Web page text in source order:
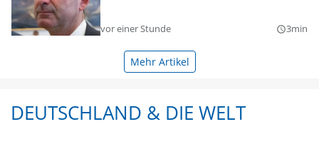
vor einer Stunde query_builder3min
Mehr Artikel
DEUTSCHLAND & DIE WELT